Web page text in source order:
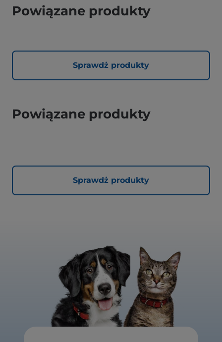
Powiązane produkty
Sprawdż produkty
Powiązane produkty
Sprawdż produkty